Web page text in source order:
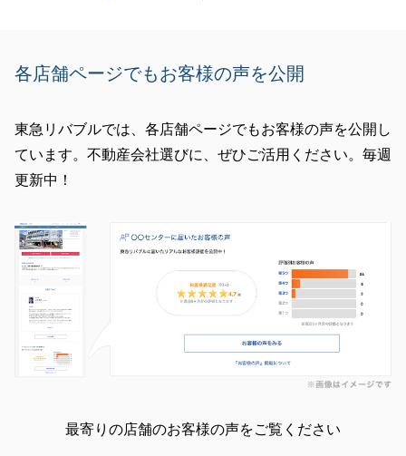
各店舗ページでもお客様の声を公開
東急リバブルでは、各店舗ページでもお客様の声を公開し
ています。不動産会社選びに、ぜひご活用ください。毎週
更新中！
最寄りの店舗のお客様の声をご覧ください